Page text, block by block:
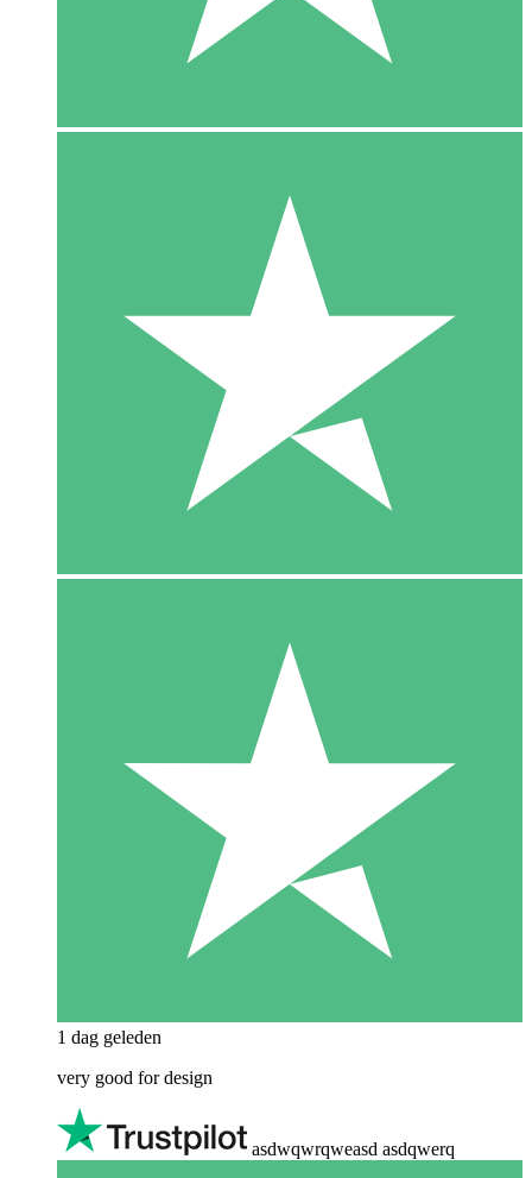
1 dag geleden
very good for design
asdwqwrqweasd asdqwerq